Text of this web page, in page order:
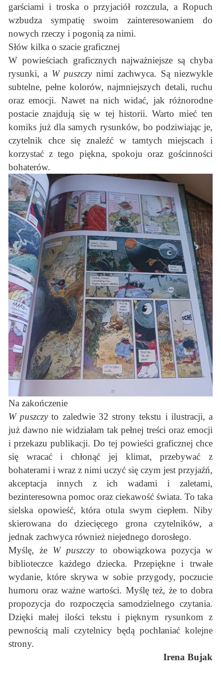
garściami i troska o przyjaciół rozczula, a Ropuch
wzbudza sympatię swoim zainteresowaniem do
nowych rzeczy i pogonią za nimi.
Słów kilka o szacie graficznej
W powieściach graficznych najważniejsze są chyba
rysunki, a W puszczynimi zachwyca. Są niezwykle
subtelne, pełne kolorów, najmniejszych detali, ruchu
oraz emocji. Nawet na nich widać, jak różnorodne
postacie znajdują się w tej historii. Warto mieć ten
komiks już dla samych rysunków, bo podziwiając je,
czytelnik chce się znaleźć w tamtych miejscach i
korzystać z tego piękna, spokoju oraz gościnności
bohaterów.
Na zakończenie
W puszczyto zaledwie 32 strony tekstu i ilustracji, a
już dawno nie widziałam tak pełnej treści oraz emocji
i przekazu publikacji. Do tej powieści graficznej chce
się wracać i chłonąć jej klimat, przebywać z
bohaterami i wraz z nimi uczyć się czym jest przyjaźń,
akceptacja innych z ich wadami i zaletami,
bezinteresowna pomoc oraz ciekawość świata. To taka
sielska opowieść, która otula swym ciepłem. Niby
skierowana do dziecięcego grona czytelników, a
jednak zachwyca również niejednego dorosłego.
Myślę, że W puszczyto obowiązkowa pozycja w
biblioteczce każdego dziecka. Przepiękne i trwałe
wydanie, które skrywa w sobie przygody, poczucie
humoru oraz ważne wartości. Myślę też, że to dobra
propozycja do rozpoczęcia samodzielnego czytania.
Dzięki małej ilości tekstu i pięknym rysunkom z
pewnością mali czytelnicy będą pochłaniać kolejne
strony.
Irena Bujak